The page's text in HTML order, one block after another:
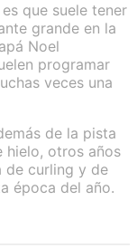
que suele tener
grande en la
Noel
programar
veces una
de la pista
hielo, otros años
de curling y de
época del año.